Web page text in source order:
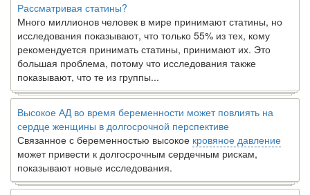
Рассматривая статины?
Много миллионов человек в мире принимают статины, но
исследования показывают, что только 55% из тех, кому
рекомендуется принимать статины, принимают их. Это
большая проблема, потому что исследования также
показывают, что те из группы...
Высокое АД во время беременности может повлиять на
сердце женщины в долгосрочной перспективе
Связанное с беременностью высокое кровяное давление
может привести к долгосрочным сердечным рискам,
показывают новые исследования.